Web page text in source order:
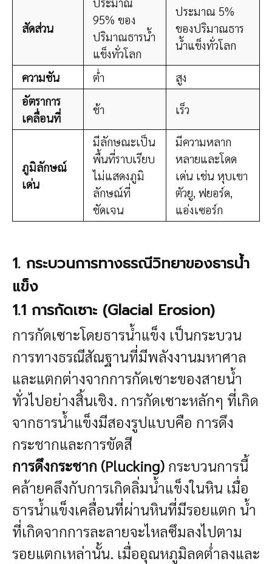
สัดส่วน
95% ของ
ปริมาณธารน้ำ
แข็งทั่วโลก
ประมาณ 5%
ของปริมาณธาร
น้ำแข็งทั่วโลก
ความชัน ต่ำ
สูง
อัตราการ
เคลื่อนที่
ช้า เร็ว
ภูมิลักษณ์
เด่น
มีลักษณะเป็น
พื้นที่ราบเรียบ
ไม่แสดงภูมิ
ลักษณ์ที่
ชัดเจน
มีความหลาก
หลายและโดด
เด่น เช่น หุบเขา
ตัวยู, ฟยอร์ด,
แอ่งเซอร์ก
1. กระบวนการทางธรณีวิทยาของธารน้ำ
แข็ง
1.1 การกัดเซาะ (Glacial Erosion)
การกัดเซาะโดยธารน้ำแข็ง เป็นกระบวน
การทางธรณีสัณฐานที่มีพลังงานมหาศาล
และแตกต่างจากการกัดเซาะของสายน้ำ
ทั่วไปอย่างสิ้นเชิง. การกัดเซาะหลักๆ ที่เกิด
จากธารน้ำแข็งมีสองรูปแบบคือ การดึง
กระชากและการขัดสี
การดึงกระชาก (Plucking) กระบวนการนี้
คล้ายคลึงกับการเกิดลิ่มน้ำแข็งในหิน เมื่อ
ธารน้ำแข็งเคลื่อนที่ผ่านหินที่มีรอยแตก น้ำ
ที่เกิดจากการละลายจะไหลซึมลงไปตาม
รอยแตกเหล่านั้น. เมื่ออุณหภูมิลดต่ำลงและ